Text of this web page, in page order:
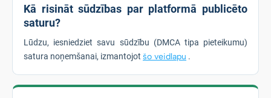
Kā risināt sūdzības par platformā publicēto
saturu?
Lūdzu, iesniedziet savu sūdzību (DMCA tipa pieteikumu)
satura noņemšanai, izmantojot šo veidlapu .